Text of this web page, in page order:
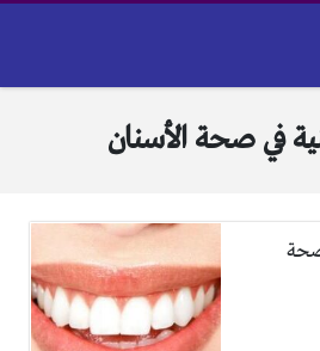
في صحة الأسنان
صحة